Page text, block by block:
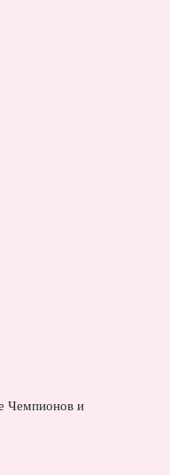
Чемпионов и